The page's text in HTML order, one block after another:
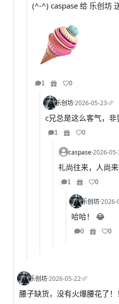
(^-^) caspase 给 乐创坊
1 0
乐创坊·2026-05-23·
c兄总是这么客气，
1 0
caspase·2026-
礼尚往来，人尚
1 0
乐创坊·2026-
哈哈！ 😂
0 0
乐创坊·2026-05-22·
腰子缺货，没有火爆腰花了